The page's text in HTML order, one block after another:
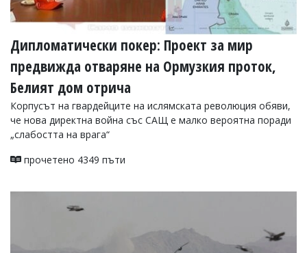
Дипломатически покер: Проект за мир
предвижда отваряне на Ормузкия проток,
Белият дом отрича
Корпусът на гвардейците на ислямската революция обяви,
че нова директна война със САЩ е малко вероятна поради
„слабостта на врага“
прочетено 4349 пъти